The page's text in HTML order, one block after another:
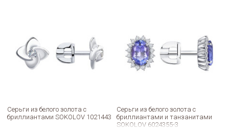
Серьги из белого золота с
бриллиантами SOKOLOV 1021443
Серьги из белого золота с
бриллиантами и танзанитами
SOKOLOV 6024355-3